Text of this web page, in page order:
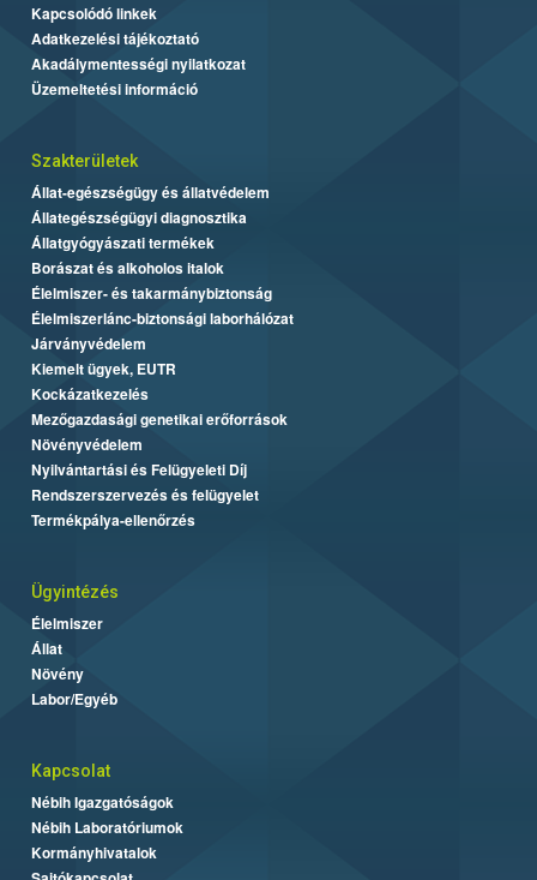
Kapcsolódó linkek
Adatkezelési tájékoztató
Akadálymentességi nyilatkozat
Üzemeltetési információ
Szakterületek
Állat-egészségügy és állatvédelem
Állategészségügyi diagnosztika
Állatgyógyászati termékek
Borászat és alkoholos italok
Élelmiszer- és takarmánybiztonság
Élelmiszerlánc-biztonsági laborhálózat
Járványvédelem
Kiemelt ügyek, EUTR
Kockázatkezelés
Mezőgazdasági genetikai erőforrások
Növényvédelem
Nyilvántartási és Felügyeleti Díj
Rendszerszervezés és felügyelet
Termékpálya-ellenőrzés
Ügyintézés
Élelmiszer
Állat
Növény
Labor/Egyéb
Kapcsolat
Nébih Igazgatóságok
Nébih Laboratóriumok
Kormányhivatalok